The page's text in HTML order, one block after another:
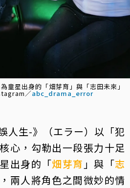
童星出身的「畑芽育」與「志田未來」
／abc_drama_error
人生-》（エラー）以「犯
心，勾勒出一段張力十足
出身的「畑芽育 」與「志
兩人將角色之間微妙的情